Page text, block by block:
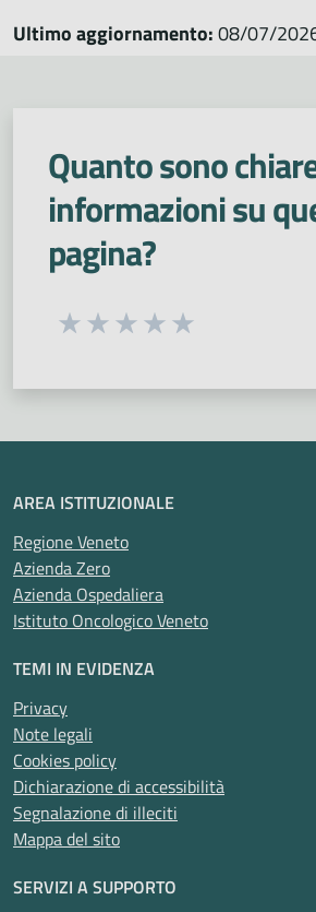
Ultimo aggiornamento:08/07/
Quanto sono
informazioni su
pagina?
Seleziona una
AREA ISTITUZIONALE
Regione Veneto
Azienda Zero
Azienda Ospedaliera
Istituto Oncologico Veneto
TEMI IN EVIDENZA
Privacy
Note legali
Cookies policy
Dichiarazione di accessibilità
Segnalazione di illeciti
Mappa del sito
SERVIZI A SUPPORTO